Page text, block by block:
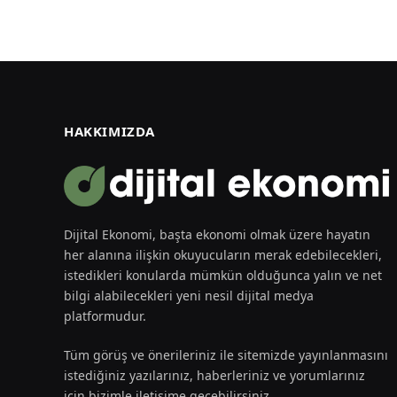
HAKKIMIZDA
Dijital Ekonomi, başta ekonomi olmak üzere hayatın
her alanına ilişkin okuyucuların merak edebilecekleri,
istedikleri konularda mümkün olduğunca yalın ve net
bilgi alabilecekleri yeni nesil dijital medya
platformudur.
Tüm görüş ve önerileriniz ile sitemizde yayınlanmasını
istediğiniz yazılarınız, haberleriniz ve yorumlarınız